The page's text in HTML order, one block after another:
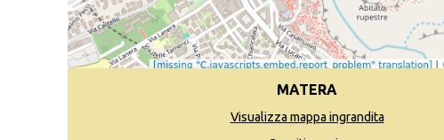
MATERA
Visualizza mappa ingrandita